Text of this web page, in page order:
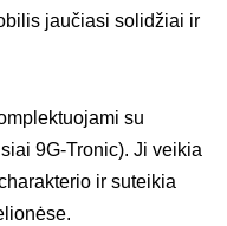
jaučiasi solidžiai ir
su
9G-Tronic). Ji veikia
ir suteikia